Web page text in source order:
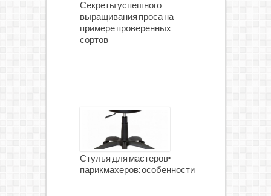
Секреты успешного
выращивания проса на
примере проверенных
сортов
Стулья для мастеров-
парикмахеров: особенности